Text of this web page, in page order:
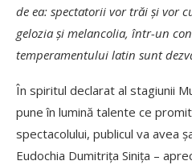
de ea: spectatorii vor trăi şi vor
gelozia şi melancolia, într-un
temperamentului latin sunt
În spiritul declarat al stagiunii
pune în lumină talente ce
spectacolului, publicul va avea
Eudochia Dumitriţa Siniţa –